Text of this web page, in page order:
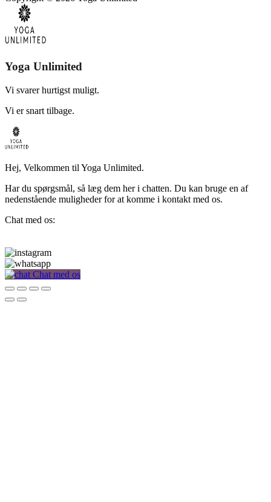
Yoga Unlimited
Vi svarer hurtigst muligt.
Vi er snart tilbage.
Hej, Velkommen til Yoga Unlimited.
Har du spørgsmål, så læg dem her i chatten. Du kan bruge en af
nedenstående muligheder for at komme i kontakt med os.
Chat med os:
Chat med os